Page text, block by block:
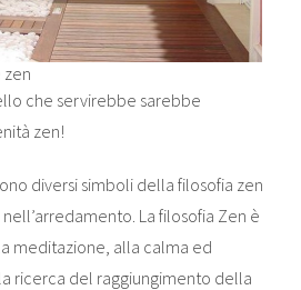
zen
che servirebbe sarebbe
zen!
diversi simboli della filosofia zen
La filosofia Zen è
meditazione, alla calma ed
ricerca del raggiungimento della